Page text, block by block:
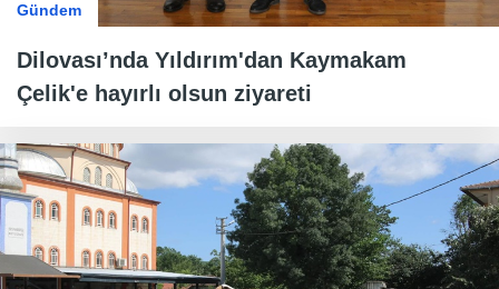
Gündem
Dilovası’nda Yıldırım'dan Kaymakam
Çelik'e hayırlı olsun ziyareti